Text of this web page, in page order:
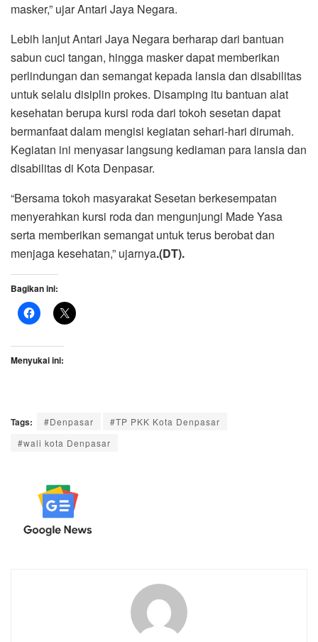
masker,” ujar Antari Jaya Negara.
Lebih lanjut Antari Jaya Negara berharap dari bantuan
sabun cuci tangan, hingga masker dapat memberikan
perlindungan dan semangat kepada lansia dan disabilitas
untuk selalu disiplin prokes. Disamping itu bantuan alat
kesehatan berupa kursi roda dari tokoh sesetan dapat
bermanfaat dalam mengisi kegiatan sehari-hari dirumah.
Kegiatan ini menyasar langsung kediaman para lansia dan
disabilitas di Kota Denpasar.
“Bersama tokoh masyarakat Sesetan berkesempatan
menyerahkan kursi roda dan mengunjungi Made Yasa
serta memberikan semangat untuk terus berobat dan
menjaga kesehatan,” ujarnya.(DT).
Bagikan ini:
Menyukai ini:
Tags: #Denpasar
#TP PKK Kota Denpasar
#wali kota Denpasar